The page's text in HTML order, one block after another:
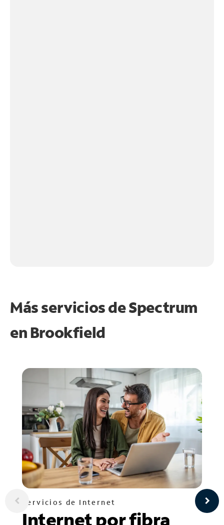
Más servicios de Spectrum
en Brookfield
Servicios de Internet
Internet por fibra